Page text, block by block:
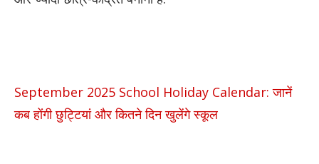
September 2025 School Holiday Calendar: जानें
कब होंगी छुट्टियां और कितने दिन खुलेंगे स्कूल